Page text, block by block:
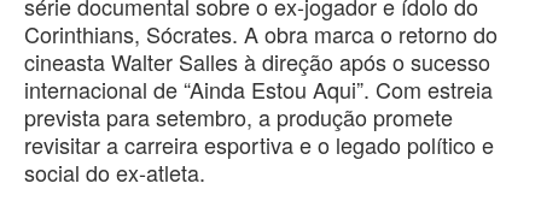
Corinthians, Sócrates. A obra marca o retorno do
cineasta Walter Salles à direção após o sucesso
internacional de “Ainda Estou Aqui”. Com estreia
prevista para setembro, a produção promete
revisitar a carreira esportiva e o legado político e
social do ex-atleta.